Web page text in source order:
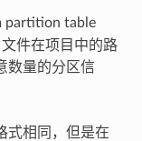
partition table
件在项目中的路
数量的分区信
式相同，但是在